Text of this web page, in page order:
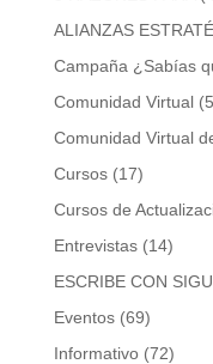
ALIANZAS
Campaña ¿Sabías
Comunidad Virtual
Comunidad Virtual
Cursos(17)
Cursos de
Entrevistas(14)
ESCRIBE CON
Eventos(69)
Informativo(72)